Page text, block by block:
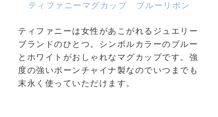
ティファニーマグカップ ブルーリボン
ティファニーは女性があこがれるジュエリー
ブランドのひとつ。シンボルカラーのブルー
とホワイトがおしゃれなマグカップです。強
度の強いボーンチャイナ製なのでいつまでも
末永く使っていただけます。